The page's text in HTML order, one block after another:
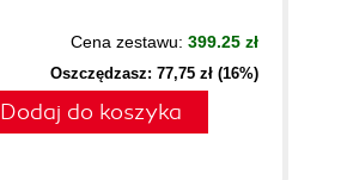
Cena zestawu: 399.25 zł
Oszczędzasz: 77,75 zł (16%)
Dodaj do koszyka